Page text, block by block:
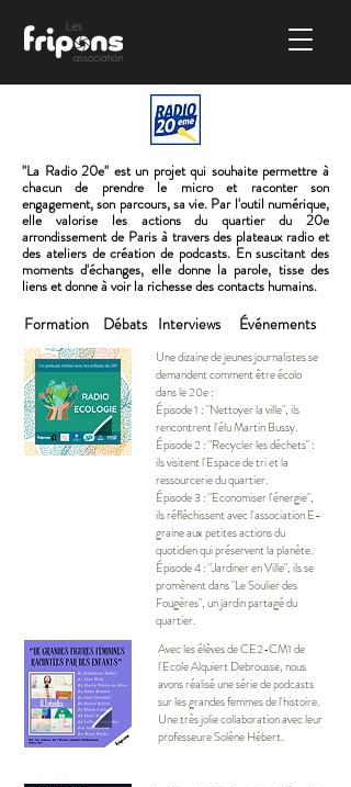
"La Radio 20e" est un projet qui souhaite permettre à
chacun de prendre le micro et raconter son
engagement, son parcours, sa vie. Par l'outil numérique,
elle valorise les actions du quartier du 20e
arrondissement de Paris à travers des plateaux radio et
des ateliers de création de podcasts. En suscitant des
moments d'échanges, elle donne la parole, tisse des
liens et donne à voir la richesse des contacts humains.
Formation Débats Interviews Événements
Une dizaine de jeunes journalistes se
demandent comment être écolo
dans le 20e :
Épisode 1 : "Nettoyer la ville", ils
rencontrent l'élu Martin Bussy.
Épisode 2 : "Recycler les déchets" :
ils visitent l'Espace de tri et la
ressourcerie du quartier.
Épisode 3 : "Economiser l'énergie",
ils réfléchissent avec l'association E-
graine aux petites actions du
quotidien qui préservent la planète.
Épisode 4 : "Jardiner en Ville", ils se
promènent dans "Le Soulier des
Fougères", un jardin partagé du
quartier.
Avec les élèves de CE2-CM1 de
l'Ecole Alquiert Debrousse, nous
avons réalisé une série de podcasts
sur les grandes femmes de l'histoire.
Une très jolie collaboration avec leur
professeure Solène Hébert.